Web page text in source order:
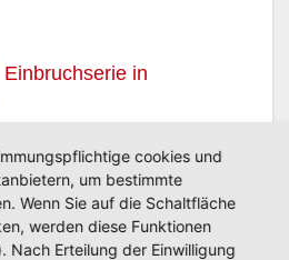
Einbruchserie in
am Mittwoch weiter:
im Visier
cookies und
um bestimmte
Wenn Sie auf die Schaltfläche
werden diese Funktionen
Nach Erteilung der Einwilligung